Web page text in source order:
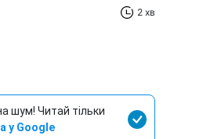
2 хв
шум! Читай тільки
у Google